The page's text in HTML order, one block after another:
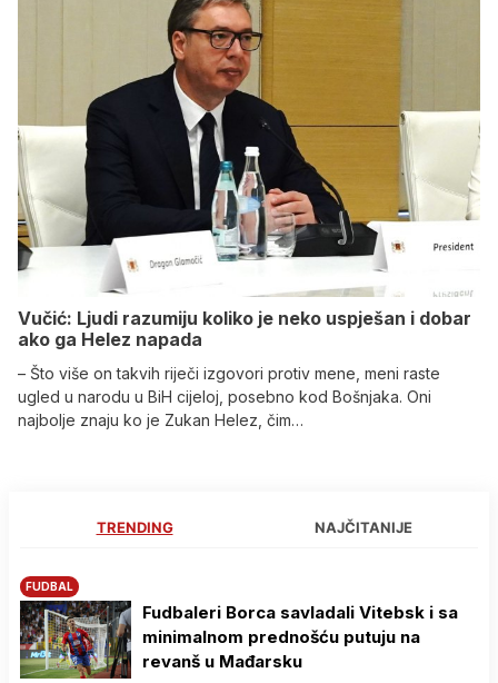
Vučić: Ljudi razumiju koliko je neko uspješan i dobar
ako ga Helez napada
– Što više on takvih riječi izgovori protiv mene, meni raste
ugled u narodu u BiH cijeloj, posebno kod Bošnjaka. Oni
najbolje znaju ko je Zukan Helez, čim…
TRENDING NAJČITANIJE
FUDBAL
Fudbaleri Borca savladali Vitebsk i sa
minimalnom prednošću putuju na
revanš u Mađarsku